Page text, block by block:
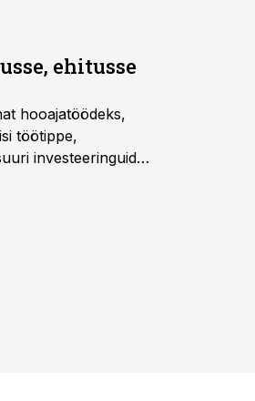
ehitusse
hooajatöödeks,
töötippe,
investeeringuid